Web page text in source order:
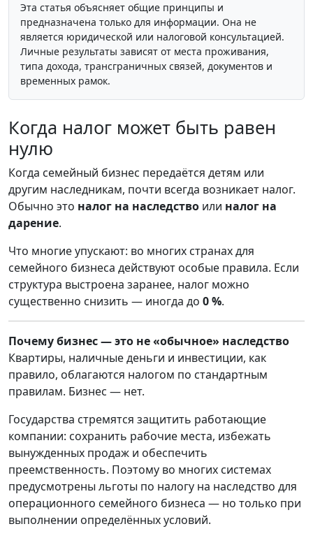
Эта статья объясняет общие принципы и
предназначена только для информации. Она не
является юридической или налоговой консультацией.
Личные результаты зависят от места проживания,
типа дохода, трансграничных связей, документов и
временных рамок.
Когда налог может быть равен
нулю
Когда семейный бизнес передаётся детям или
другим наследникам, почти всегда возникает налог.
Обычно это налог на наследство или налог на
дарение.
Что многие упускают: во многих странах для
семейного бизнеса действуют особые правила. Если
структура выстроена заранее, налог можно
существенно снизить — иногда до 0 %.
Почему бизнес — это не «обычное» наследство
Квартиры, наличные деньги и инвестиции, как
правило, облагаются налогом по стандартным
правилам. Бизнес — нет.
Государства стремятся защитить работающие
компании: сохранить рабочие места, избежать
вынужденных продаж и обеспечить
преемственность. Поэтому во многих системах
предусмотрены льготы по налогу на наследство для
операционного семейного бизнеса — но только при
выполнении определённых условий.